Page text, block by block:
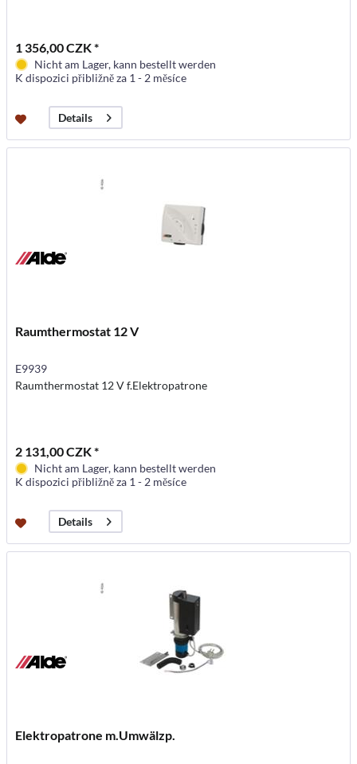
1 356,00 CZK *
Nicht am Lager, kann bestellt werden
K dispozici přibližně za 1 - 2 měsíce
Details
Raumthermostat 12 V
E9939
Raumthermostat 12 V f.Elektropatrone
2 131,00 CZK *
Nicht am Lager, kann bestellt werden
K dispozici přibližně za 1 - 2 měsíce
Details
Elektropatrone m.Umwälzp.